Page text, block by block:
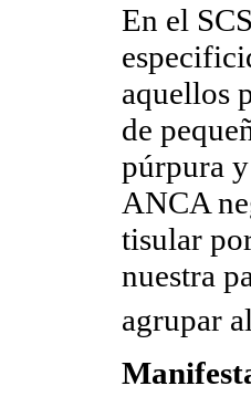
En el
aquellos
de
púrpura
ANCA
tisular
nuestra
agrupar